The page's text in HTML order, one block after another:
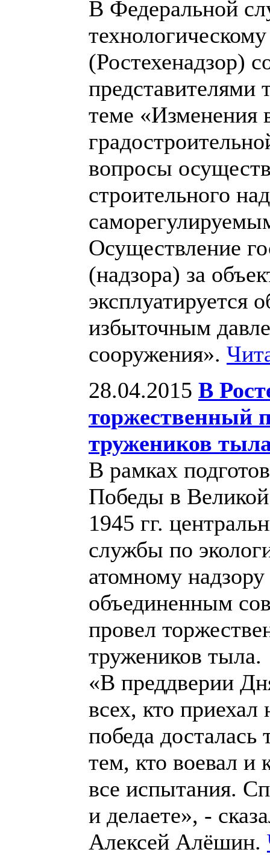
В Федеральной
(Ростехенадзор)
представителями
теме «Изменения
вопросы
строительного
Осуществление
(надзора) за
эксплуатируется
избыточным
сооружения».
28.04.2015 В
торжественный
тружеников
В рамках
Победы в
1945 гг.
службы по
атомному
объединенным
провел
тружеников тыла.
«В преддверии
всех, кто
победа досталась
тем, кто воевал
все испытания.
и делаете», -
Алексей Алёшин.